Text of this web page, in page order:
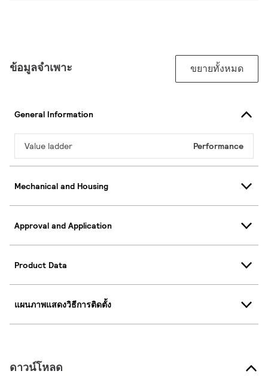
ข้อมูลจำเพาะ ขยายทั้งหมด
General Information
Value ladder Performance
Mechanical and Housing
Approval and Application
Product Data
แผนภาพแสดงวิธีการติดตั้ง
ดาวน์โหลด